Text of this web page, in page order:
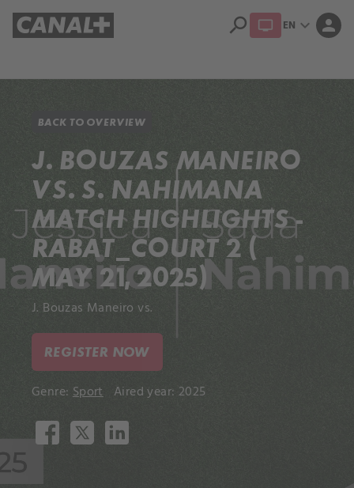
search EN expand_more person
BACK TO OVERVIEW
J. BOUZAS MANEIRO
VS. S. NAHIMANA
MATCH HIGHLIGHTS -
RABAT_COURT 2 (
MAY 21, 2025)
J. Bouzas Maneiro vs.
REGISTER NOW
Genre: Sport Aired year: 2025